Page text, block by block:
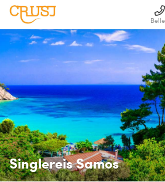
Singlereis Samos